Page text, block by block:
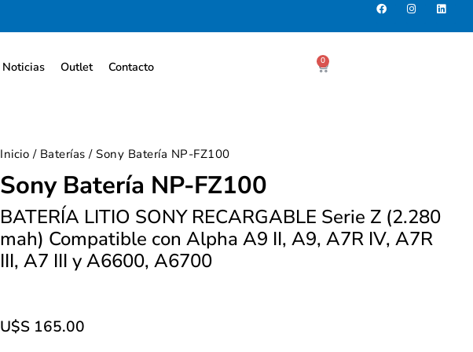
Noticias Outlet Contacto 0
Inicio / Baterías / Sony Batería NP-FZ100
Sony Batería NP-FZ100
BATERÍA LITIO SONY RECARGABLE Serie Z (2.280
mah) Compatible con Alpha A9 II, A9, A7R IV, A7R
III, A7 III y A6600, A6700
U$S 165.00